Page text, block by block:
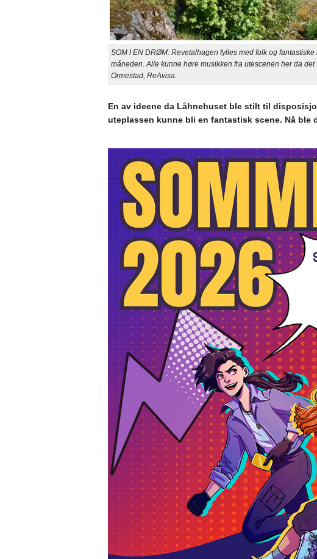
SOM I EN DRØM: Revetalhagen fylles med folk og
måneden. Alle kunne høre musikken fra utescenen her da
Ormestad, ReAvisa.
En av ideene da Låhnehuset ble stilt til
uteplassen kunne bli en fantastisk scene. Nå ble